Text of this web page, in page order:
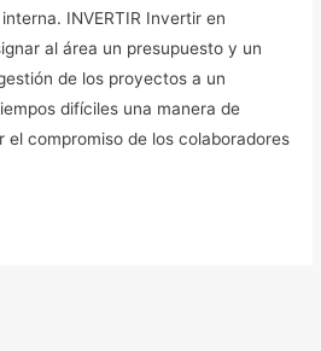
INVERTIR Invertir en
al área un presupuesto y un
de los proyectos a un
difíciles una manera de
el compromiso de los colaboradores